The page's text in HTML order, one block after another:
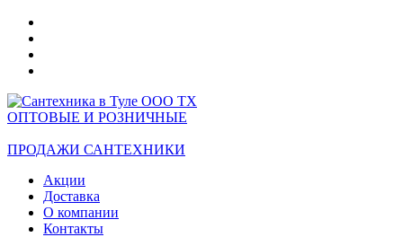
ОПТОВЫЕ И РОЗНИЧНЫЕ
ПРОДАЖИ САНТЕХНИКИ
Акции
Доставка
О компании
Контакты